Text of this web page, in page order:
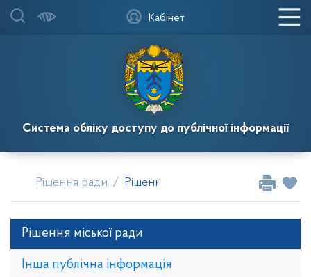
Система обліку доступу до публічної інформації
Кабінет
Рішення ради Рішення сесій Кагарлицької
Рішення міської ради
Інша публічна інформація